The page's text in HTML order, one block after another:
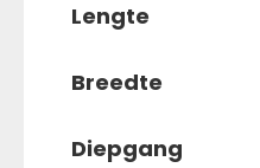
Lengte
Breedte
Diepgang